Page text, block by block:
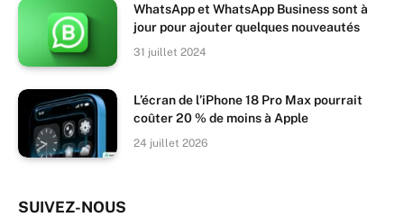
WhatsApp et WhatsApp Business sont à
jour pour ajouter quelques nouveautés
31 juillet 2024
L’écran de l’iPhone 18 Pro Max pourrait
coûter 20 % de moins à Apple
24 juillet 2026
SUIVEZ-NOUS